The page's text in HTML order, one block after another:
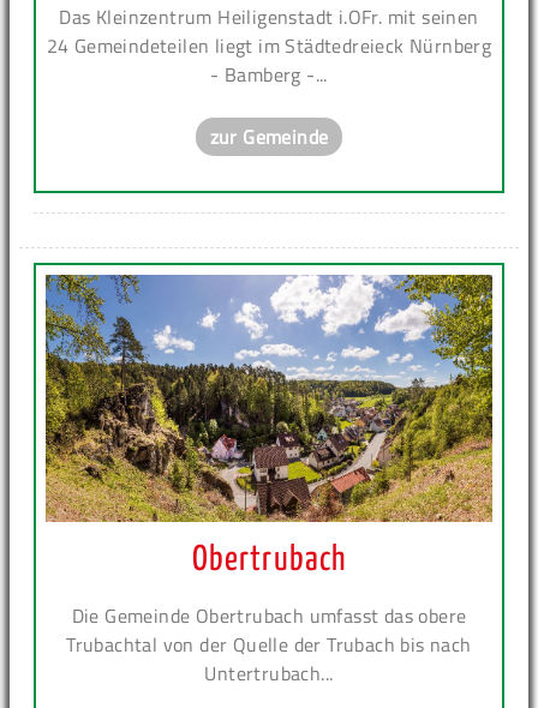
Das Kleinzentrum Heiligenstadt i.OFr. mit seinen
24 Gemeindeteilen liegt im Städtedreieck Nürnberg
- Bamberg -...
zur Gemeinde
Obertrubach
Die Gemeinde Obertrubach umfasst das obere
Trubachtal von der Quelle der Trubach bis nach
Untertrubach...